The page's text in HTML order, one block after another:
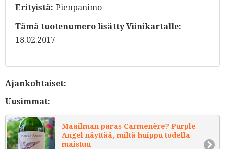
Erityistä: Pienpanimo
Tämä tuotenumero lisätty Viinikartalle:
18.02.2017
Ajankohtaiset:
Uusimmat:
Maailman paras Carmenère? Purple
Angel näyttää, miltä huippu todella
maistuu